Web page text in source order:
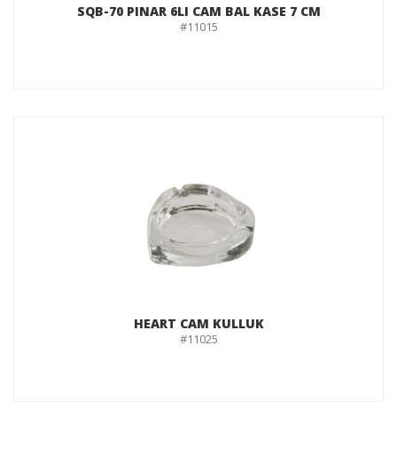
SQB-70 PINAR 6LI CAM BAL KASE 7 CM
#11015
HEART CAM KULLUK
#11025